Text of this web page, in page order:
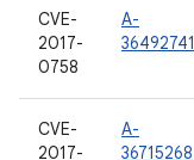
CVE-
2017-
0758
A-
36492741
CVE-
2017-
A-
36715268